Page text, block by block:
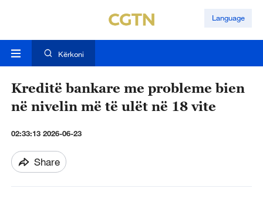
Language
Kërkoni
Kreditë bankare me probleme bien
në nivelin më të ulët në 18 vite
02:33:13 2026-06-23
Share